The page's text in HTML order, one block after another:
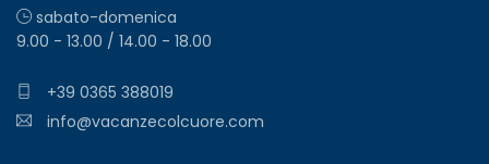
sabato-domenica
9.00 - 13.00 / 14.00 - 18.00
+39 0365 388019
info@vacanzecolcuore.com